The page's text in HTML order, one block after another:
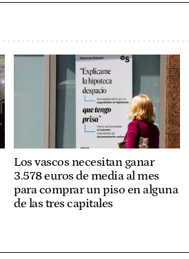
Los vascos necesitan ganar
3.578 euros de media al mes
para comprar un piso en alguna
de las tres capitales